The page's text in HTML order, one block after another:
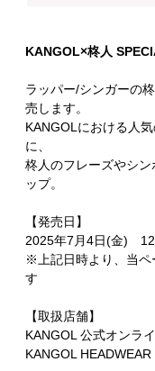
KANGOL×柊人
ラッパー/シンガーの
売します。
KANGOLにおける人
に、
柊人のフレーズやシ
ップ。
【発売日】
2025年7月4日(金)
※上記日時より、当ペ
す
【取扱店舗】
KANGOL 公式オンラ
KANGOL